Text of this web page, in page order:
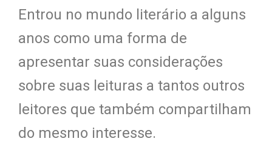
Entrou no mundo literário a alguns
anos como uma forma de
apresentar suas considerações
sobre suas leituras a tantos outros
leitores que também compartilham
do mesmo interesse.